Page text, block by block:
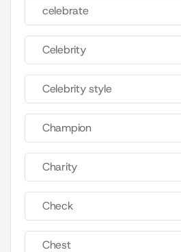
celebrate
Celebrity
Celebrity style
Champion
Charity
Check
Chest